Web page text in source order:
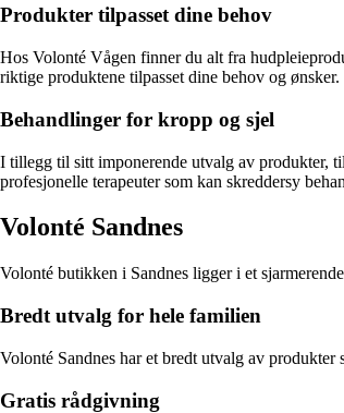
Produkter tilpasset dine behov
Hos Volonté Vågen finner du alt fra
riktige produktene tilpasset dine behov og ønsker.
Behandlinger for kropp og sjel
I tillegg til sitt imponerende utvalg av produkter,
profesjonelle terapeuter som kan skreddersy
Volonté Sandnes
Volonté butikken i Sandnes ligger i et
Bredt utvalg for hele familien
Volonté Sandnes har et bredt utvalg av
Gratis rådgivning